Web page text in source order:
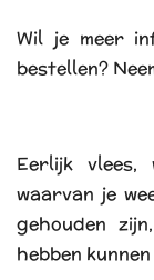
Wil je meer
bestellen?
Eerlijk vlees,
waarvan je
gehouden
hebben